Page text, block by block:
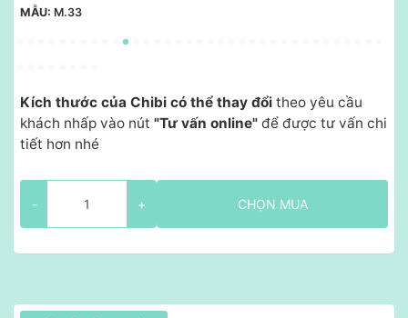
MẪU: M.33
Kích thước của Chibi có thể thay đổi theo yêu cầu
khách nhấp vào nút "Tư vấn online" để được tư vấn chi
tiết hơn nhé
- + CHỌN MUA